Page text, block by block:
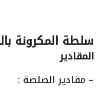
سلطة المكرونة
المقادير
– مقادير الصلصة :